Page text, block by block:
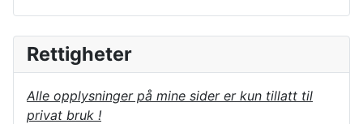
Rettigheter
Alle opplysninger på mine sider er kun tillatt til
privat bruk !